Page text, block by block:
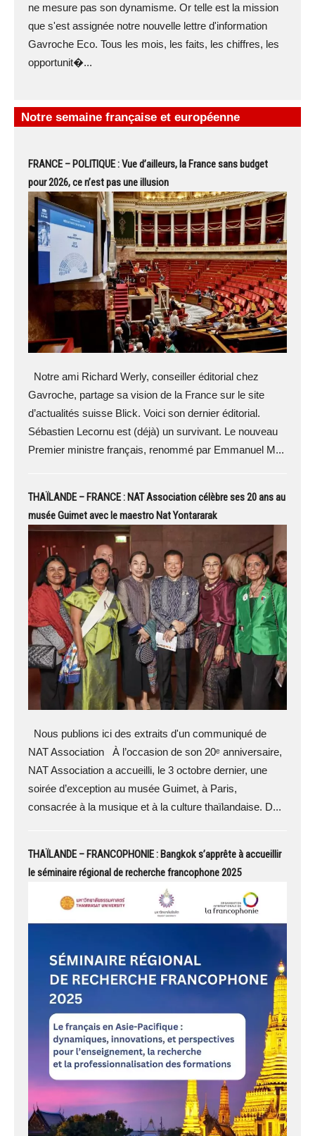
ne mesure pas son dynamisme. Or telle est la mission
que s'est assignée notre nouvelle lettre d'information
Gavroche Eco. Tous les mois, les faits, les chiffres, les
opportunit�...
Notre semaine française et européenne
FRANCE – POLITIQUE : Vue d’ailleurs, la France sans budget
pour 2026, ce n’est pas une illusion
Notre ami Richard Werly, conseiller éditorial chez
Gavroche, partage sa vision de la France sur le site
d’actualités suisse Blick. Voici son dernier éditorial.
Sébastien Lecornu est (déjà) un survivant. Le nouveau
Premier ministre français, renommé par Emmanuel M...
THAÏLANDE – FRANCE : NAT Association célèbre ses 20 ans au
musée Guimet avec le maestro Nat Yontararak
Nous publions ici des extraits d'un communiqué de
NAT Association À l’occasion de son 20ᵉ anniversaire,
NAT Association a accueilli, le 3 octobre dernier, une
soirée d’exception au musée Guimet, à Paris,
consacrée à la musique et à la culture thaïlandaise. D...
THAÏLANDE – FRANCOPHONIE : Bangkok s’apprête à accueillir
le séminaire régional de recherche francophone 2025